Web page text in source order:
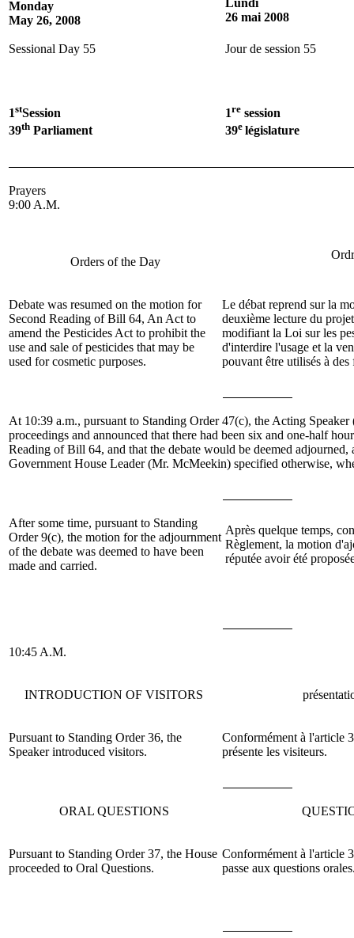
Monday
May 26, 2008
Sessional Day 55
26 mai 2008
Jour de session 55
1stSession
39th Parliament
1re session
39e législature
Prayers
9:00 A.M.
Orders of the Day
Debate was resumed on the motion for
Second Reading ofBill 64, An Act to
amend the Pesticides Act to prohibit the
use and sale of pesticides that may be
used for cosmetic purposes.
Le débat reprend sur la
deuxième lecture du projet
modifiant la Loi sur les
d'interdire l'usage et la
pouvant être utilisés à des
At 10:39 a.m., pursuant to Standing Order 47(c), the Acting
proceedings and announced that there had been six and one-half
Reading of Bill 64, and that the debate would be deemed
Government House Leader (Mr. McMeekin) specified otherwise,
After some time, pursuant to Standing
Order 9(c), the motion for the adjournment
of the debate was deemed to have been
made and carried.
Après quelque temps,
Règlement, la motion
réputée avoir été
10:45 A.M.
INTRODUCTION OF VISITORS
Pursuant to Standing Order 36, the
Speaker introduced visitors.
Conformément à l'article
présente les visiteurs.
ORAL QUESTIONS
Pursuant to Standing Order 37, the House
proceeded to Oral Questions.
Conformément à l'article
passe aux questions